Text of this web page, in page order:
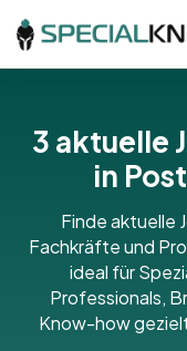
3 aktuelle
in
Finde aktuelle
Fachkräfte und
ideal für
Professionals,
Know-how